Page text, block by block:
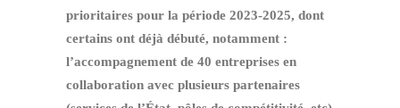
prioritaires pour la période 2023-2025, dont
certains ont déjà débuté, notamment :
l’accompagnement de 40 entreprises en
collaboration avec plusieurs partenaires